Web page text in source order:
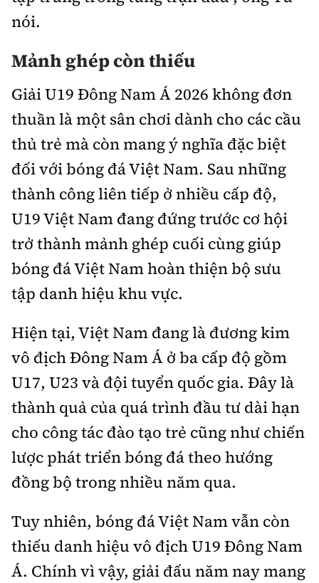
nói.
Mảnh ghép còn thiếu
Giải U19 Đông Nam Á 2026 không đơn
thuần là một sân chơi dành cho các cầu
thủ trẻ mà còn mang ý nghĩa đặc biệt
đối với bóng đá Việt Nam. Sau những
thành công liên tiếp ở nhiều cấp độ,
U19 Việt Nam đang đứng trước cơ hội
trở thành mảnh ghép cuối cùng giúp
bóng đá Việt Nam hoàn thiện bộ sưu
tập danh hiệu khu vực.
Hiện tại, Việt Nam đang là đương kim
vô địch Đông Nam Á ở ba cấp độ gồm
U17, U23 và đội tuyển quốc gia. Đây là
thành quả của quá trình đầu tư dài hạn
cho công tác đào tạo trẻ cũng như chiến
lược phát triển bóng đá theo hướng
đồng bộ trong nhiều năm qua.
Tuy nhiên, bóng đá Việt Nam vẫn còn
thiếu danh hiệu vô địch U19 Đông Nam
Á. Chính vì vậy, giải đấu năm nay mang